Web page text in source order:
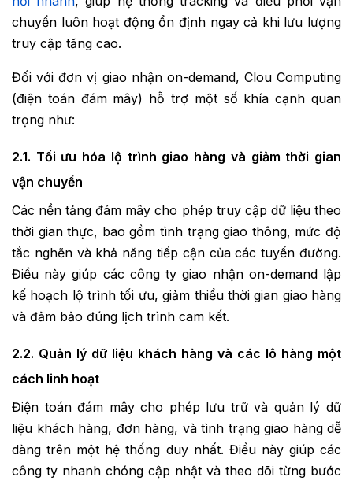
chuyển luôn hoạt động ổn định ngay cả khi lưu lượng
truy cập tăng cao.
Đối với đơn vị giao nhận on-demand, Clou Computing
(điện toán đám mây) hỗ trợ một số khía cạnh quan
trọng như:
2.1. Tối ưu hóa lộ trình giao hàng và giảm thời gian
vận chuyển
Các nền tảng đám mây cho phép truy cập dữ liệu theo
thời gian thực, bao gồm tình trạng giao thông, mức độ
tắc nghẽn và khả năng tiếp cận của các tuyến đường.
Điều này giúp các công ty giao nhận on-demand lập
kế hoạch lộ trình tối ưu, giảm thiểu thời gian giao hàng
và đảm bảo đúng lịch trình cam kết.
2.2. Quản lý dữ liệu khách hàng và các lô hàng một
cách linh hoạt
Điện toán đám mây cho phép lưu trữ và quản lý dữ
liệu khách hàng, đơn hàng, và tình trạng giao hàng dễ
dàng trên một hệ thống duy nhất. Điều này giúp các
công ty nhanh chóng cập nhật và theo dõi từng bước